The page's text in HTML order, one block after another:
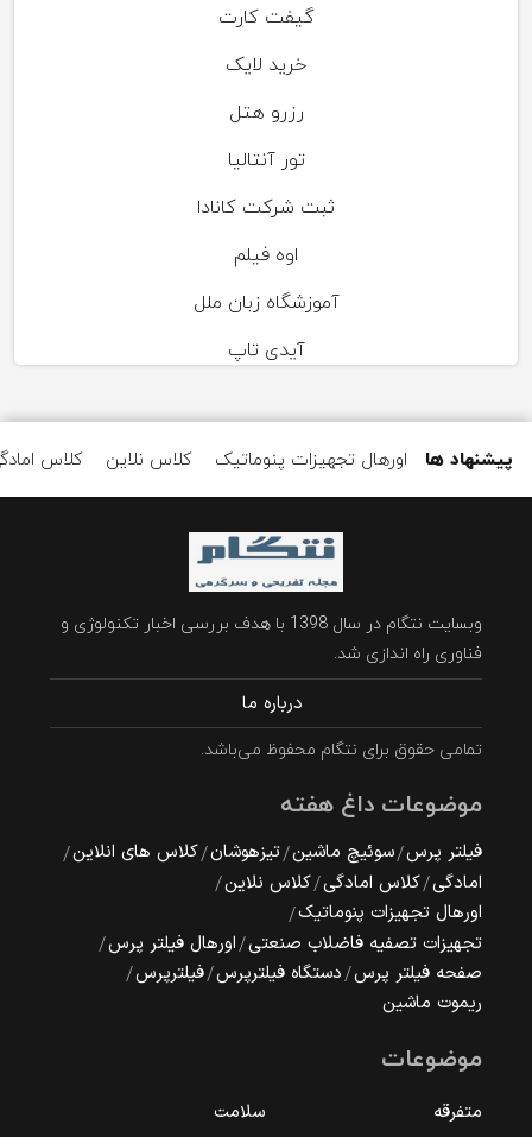
گیفت کارت
خرید لایک
رزرو هتل
تور آنتالیا
ثبت شرکت کانادا
اوه فیلم
آموزشگاه زبان ملل
آیدی تاپ
پیشنهاد ها کلاس کلاس نلاین اورهال تجهیزات پنوماتیک
وبسایت نتگام در سال 1398 با هدف بررسی اخبار تکنولوژی و
فناوری راه اندازی شد.
درباره ما
تمامی حقوق برای نتگام محفوظ می‌باشد.
موضوعات داغ هفته
فیلتر پرس سوئیچ ماشین تیزهوشان کلاس های انلاین
امادگی کلاس امادگی کلاس نلاین
اورهال تجهیزات پنوماتیک
تجهیزات تصفیه فاضلاب صنعتی اورهال فیلتر پرس
صفحه فیلتر پرس دستگاه فیلترپرس فیلترپرس
ریموت ماشین
موضوعات
متفرقه سلامت